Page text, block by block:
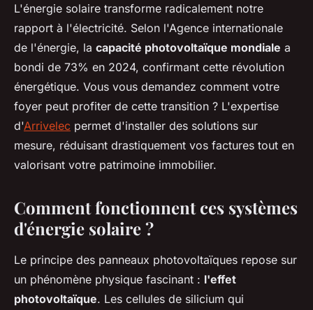
L'énergie solaire transforme radicalement notre
rapport à l'électricité. Selon l'Agence internationale
de l'énergie, la capacité photovoltaïque mondiale a
bondi de 73% en 2024, confirmant cette révolution
énergétique. Vous vous demandez comment votre
foyer peut profiter de cette transition ? L'expertise
d'Arrivelec permet d'installer des solutions sur
mesure, réduisant drastiquement vos factures tout en
valorisant votre patrimoine immobilier.
Comment fonctionnent ces systèmes
d'énergie solaire ?
Le principe des panneaux photovoltaïques repose sur
un phénomène physique fascinant : l'effet
photovoltaïque. Les cellules de silicium qui